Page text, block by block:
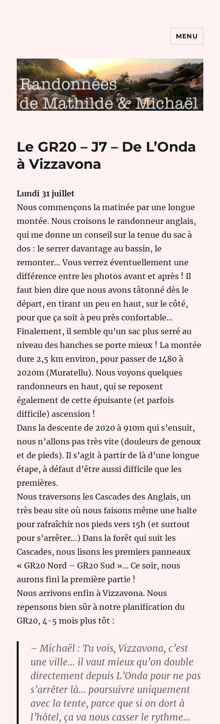
Randonnées de Mathilde et
Michaël
MENU
Le GR20 – J7 – De L’Onda
à Vizzavona
Lundi 31 juillet
Nous commençons la matinée par une longue
montée. Nous croisons le randonneur anglais,
qui me donne un conseil sur la tenue du sac à
dos : le serrer davantage au bassin, le
remonter… Vous verrez éventuellement une
différence entre les photos avant et après ! Il
faut bien dire que nous avons tâtonné dès le
départ, en tirant un peu en haut, sur le côté,
pour que ça soit à peu près confortable…
Finalement, il semble qu’un sac plus serré au
niveau des hanches se porte mieux ! La montée
dure 2,5 km environ, pour passer de 1480 à
2020m (Muratellu). Nous voyons quelques
randonneurs en haut, qui se reposent
également de cette épuisante (et parfois
difficile) ascension !
Dans la descente de 2020 à 910m qui s’ensuit,
nous n’allons pas très vite (douleurs de genoux
et de pieds). Il s’agit à partir de là d’une longue
étape, à défaut d’être aussi difficile que les
premières.
Nous traversons les Cascades des Anglais, un
très beau site où nous faisons même une halte
pour rafraîchir nos pieds vers 15h (et surtout
pour s’arrêter…) Dans la forêt qui suit les
Cascades, nous lisons les premiers panneaux
« GR20 Nord – GR20 Sud »… Ce soir, nous
aurons fini la première partie !
Nous arrivons enfin à Vizzavona. Nous
repensons bien sûr à notre planification du
GR20, 4-5 mois plus tôt :
– Michaël : Tu vois, Vizzavona, c’est
une ville… il vaut mieux qu’on double
directement depuis L’Onda pour ne pas
s’arrêter là… poursuivre uniquement
avec la tente, parce que si on dort à
l’hôtel, ça va nous casser le rythme…